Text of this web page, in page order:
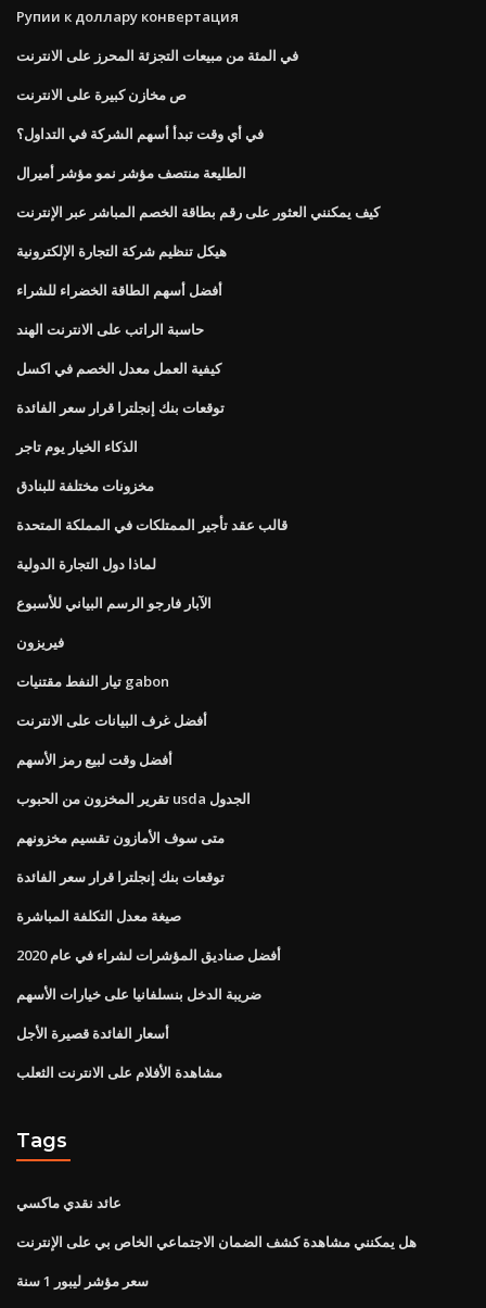
Рупии к доллару конвертация
في المئة من مبيعات التجزئة المحرز على الانترنت
ص مخازن كبيرة على الانترنت
في أي وقت تبدأ أسهم الشركة في التداول؟
الطليعة منتصف مؤشر نمو مؤشر أميرال
كيف يمكنني العثور على رقم بطاقة الخصم المباشر عبر الإنترنت
هيكل تنظيم شركة التجارة الإلكترونية
أفضل أسهم الطاقة الخضراء للشراء
حاسبة الراتب على الانترنت الهند
كيفية العمل معدل الخصم في اكسل
توقعات بنك إنجلترا قرار سعر الفائدة
الذكاء الخيار يوم تاجر
مخزونات مختلفة للبنادق
قالب عقد تأجير الممتلكات في المملكة المتحدة
لماذا دول التجارة الدولية
الآبار فارجو الرسم البياني للأسبوع
فيريزون
تيار النفط مقتنيات gabon
أفضل غرف البيانات على الانترنت
أفضل وقت لبيع رمز الأسهم
تقرير المخزون من الحبوب usda الجدول
متى سوف الأمازون تقسيم مخزونهم
توقعات بنك إنجلترا قرار سعر الفائدة
صيغة معدل التكلفة المباشرة
أفضل صناديق المؤشرات لشراء في عام 2020
ضريبة الدخل بنسلفانيا على خيارات الأسهم
أسعار الفائدة قصيرة الأجل
مشاهدة الأفلام على الانترنت الثعلب
Tags
عائد نقدي ماكسي
هل يمكنني مشاهدة كشف الضمان الاجتماعي الخاص بي على الإنترنت
سعر مؤشر ليبور 1 سنة